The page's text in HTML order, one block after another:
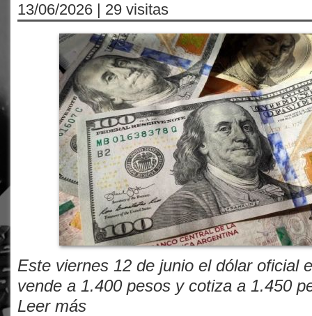
13/06/2026 | 29 visitas
Este viernes 12 de junio el dólar oficial
vende a 1.400 pesos y cotiza a 1.450
Leer más